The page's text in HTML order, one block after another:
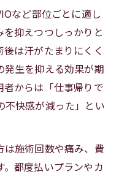
など部位ごとに適し
抑えつつしっかりと
は汗がたまりにくく
発生を抑える効果が期
からは「仕事帰りで
不快感が減った」とい
は施術回数や痛み、費
都度払いプランやカ